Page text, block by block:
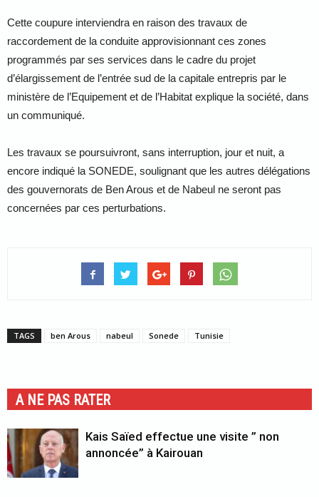
Cette coupure interviendra en raison des travaux de
raccordement de la conduite approvisionnant ces zones
programmés par ses services dans le cadre du projet
d’élargissement de l’entrée sud de la capitale entrepris par le
ministère de l’Equipement et de l’Habitat explique la société, dans
un communiqué.
Les travaux se poursuivront, sans interruption, jour et nuit, a
encore indiqué la SONEDE, soulignant que les autres délégations
des gouvernorats de Ben Arous et de Nabeul ne seront pas
concernées par ces perturbations.
TAGS ben Arous nabeul Sonede Tunisie
A NE PAS RATER
Kais Saïed effectue une visite ” non
annoncée” à Kairouan